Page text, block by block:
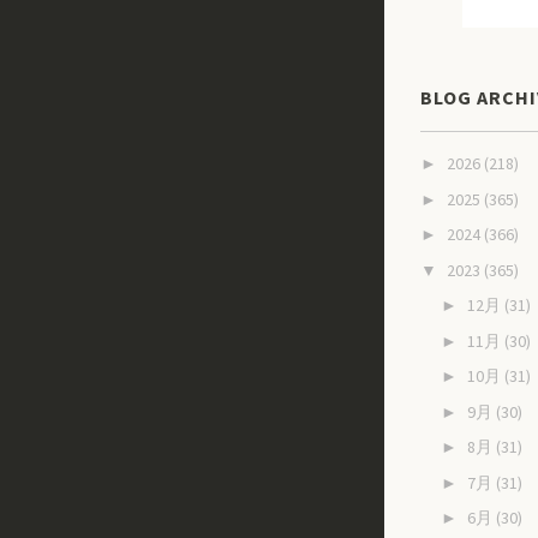
BLOG
► 2026 (218)
► 2025 (365)
► 2024 (366)
▼ 2023 (365)
► 12月 (31)
► 11月 (30)
► 10月 (31)
► 9月 (30)
► 8月 (31)
► 7月 (31)
► 6月 (30)